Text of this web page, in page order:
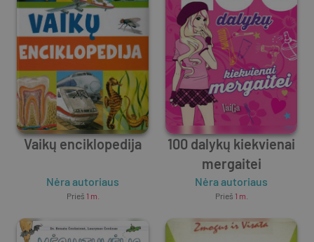
Vaikų enciklopedija
Nėra autoriaus
Prieš 1 m.
100 dalykų kiekvienai
mergaitei
Nėra autoriaus
Prieš 1 m.